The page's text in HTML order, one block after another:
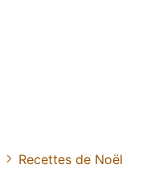
Recettes de Noël